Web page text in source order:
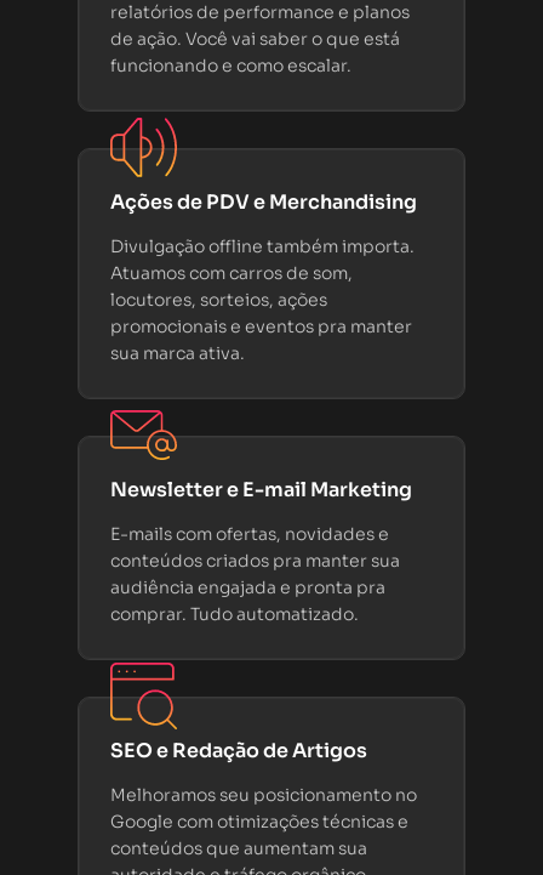
relatórios de performance e planos
de ação. Você vai saber o que está
funcionando e como escalar.
Ações de PDV e Merchandising
Divulgação offline também importa.
Atuamos com carros de som,
locutores, sorteios, ações
promocionais e eventos pra manter
sua marca ativa.
Newsletter e E-mail Marketing
E-mails com ofertas, novidades e
conteúdos criados pra manter sua
audiência engajada e pronta pra
comprar. Tudo automatizado.
SEO e Redação de Artigos
Melhoramos seu posicionamento no
Google com otimizações técnicas e
conteúdos que aumentam sua